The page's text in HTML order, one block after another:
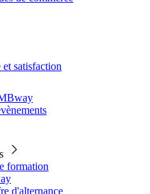
et satisfaction
formation
d'alternance